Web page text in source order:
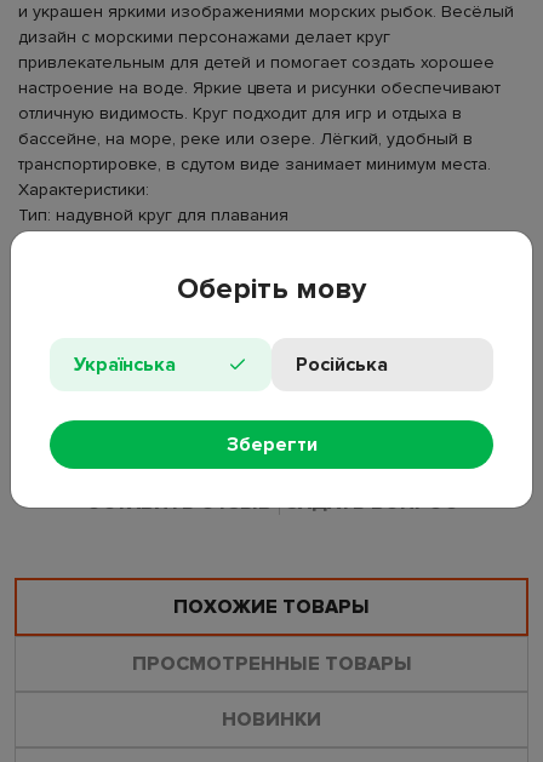
и украшен яркими изображениями морских рыбок. Весёлый
дизайн с морскими персонажами делает круг
привлекательным для детей и помогает создать хорошее
настроение на воде. Яркие цвета и рисунки обеспечивают
отличную видимость. Круг подходит для игр и отдыха в
бассейне, на море, реке или озере. Лёгкий, удобный в
транспортировке, в сдутом виде занимает минимум места.
Характеристики:
Тип: надувной круг для плавания
Форма: круглая
рыбок)
Возраст: от 5 лет
Упаковка: полиэтиленовый пакет
Страна-производитель: Китай
ОСТАВИТЬ ОТЗЫВ ЗАДАТЬ ВОПРОС
ПОХОЖИЕ ТОВАРЫ
ПРОСМОТРЕННЫЕ ТОВАРЫ
НОВИНКИ
Оберіть мову
Українська Російська
Зберегти